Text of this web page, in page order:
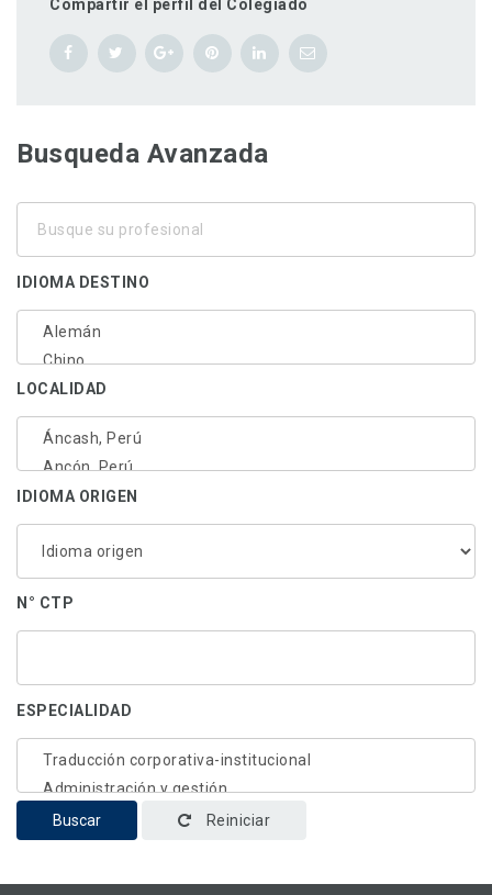
Compartir el perfil del Colegiado
Busqueda Avanzada
IDIOMA DESTINO
LOCALIDAD
IDIOMA ORIGEN
N° CTP
ESPECIALIDAD
Buscar Reiniciar